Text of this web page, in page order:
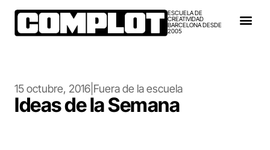
ESCUELA DE
CREATIVIDAD
BARCELONA DESDE
2005
15 octubre, 2016 Fuera de la escuela
Ideas de la Semana